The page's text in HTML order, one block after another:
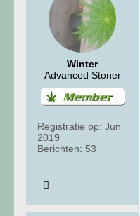
Winter
Advanced Stoner
Registratie op: Jun
2019
Berichten: 53